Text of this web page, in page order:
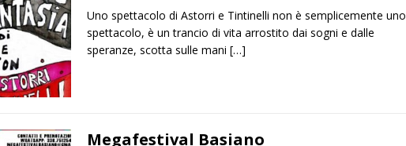
Uno spettacolo di Astorri e Tintinelli non è semplicemente uno
spettacolo, è un trancio di vita arrostito dai sogni e dalle
speranze, scotta sulle mani […]
Megafestival Basiano